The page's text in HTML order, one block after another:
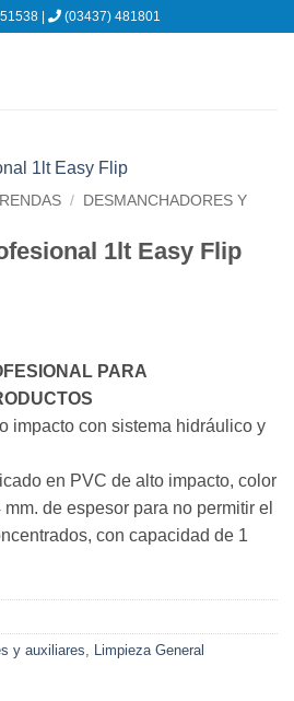
| (03437) 481801
/
DESMANCHADORES Y
1lt Easy Flip
PARA
impacto con sistema hidráulico y
en PVC de alto impacto, color
de espesor para no permitir el
con capacidad de 1
y auxiliares Limpieza General